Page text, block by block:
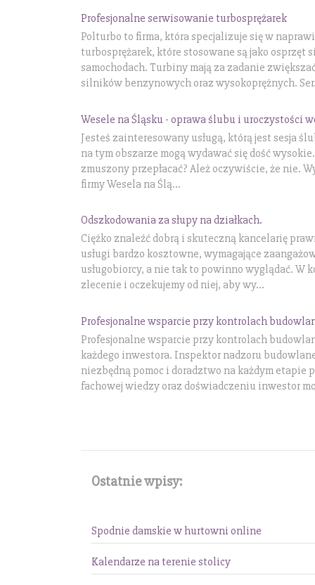
Profesjonalne serwisowanie turbosprężarek
Polturbo to firma, która specjalizuje się w
turbosprężarek, które stosowane są jako osprzęt
samochodach. Turbiny mają za zadanie
silników benzynowych oraz wysokoprężnych.
Wesele na Śląsku - oprawa ślubu i uroczystości
Jesteś zainteresowany usługą, którą jest sesja
na tym obszarze mogą wydawać się dość
zmuszony przepłacać? Ależ oczywiście, że nie.
firmy Wesela na Ślą...
Odszkodowania za słupy na działkach.
Ciężko znaleźć dobrą i skuteczną kancelarię
usługi bardzo kosztowne, wymagające
usługobiorcy, a nie tak to powinno wyglądać. W
zlecenie i oczekujemy od niej, aby wy...
Profesjonalne wsparcie przy kontrolach
Profesjonalne wsparcie przy kontrolach
każdego inwestora. Inspektor nadzoru
niezbędną pomoc i doradztwo na każdym etapie
fachowej wiedzy oraz doświadczeniu inwestor
Ostatnie wpisy:
Spodnie damskie w hurtowni online
Kalendarze na terenie stolicy